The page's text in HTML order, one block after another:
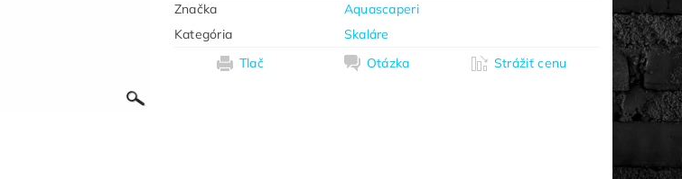
Značka
Aquascaperi
Kategória
Skaláre
Tlač
Otázka Strážiť cenu